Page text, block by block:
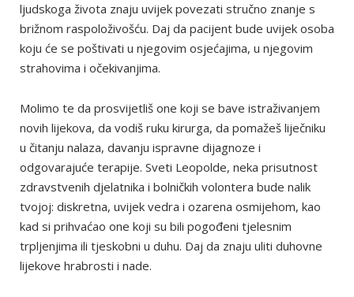
ljudskoga života znaju uvijek povezati stručno znanje s
brižnom raspoloživošću. Daj da pacijent bude uvijek osoba
koju će se poštivati u njegovim osjećajima, u njegovim
strahovima i očekivanjima.
Molimo te da prosvijetliš one koji se bave istraživanjem
novih lijekova, da vodiš ruku kirurga, da pomažeš liječniku
u čitanju nalaza, davanju ispravne dijagnoze i
odgovarajuće terapije. Sveti Leopolde, neka prisutnost
zdravstvenih djelatnika i bolničkih volontera bude nalik
tvojoj: diskretna, uvijek vedra i ozarena osmijehom, kao
kad si prihvaćao one koji su bili pogođeni tjelesnim
trpljenjima ili tjeskobni u duhu. Daj da znaju uliti duhovne
lijekove hrabrosti i nade.